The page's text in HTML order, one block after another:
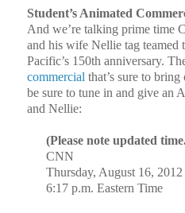
Student’s Animated
And we’re talking prime time
and his wife Nellie tag teamed
Pacific’s 150th anniversary.
commercial that’s sure to
be sure to tune in and give an
and Nellie:
(Please note updated
CNN
Thursday, August 16, 2012
6:17 p.m. Eastern Time